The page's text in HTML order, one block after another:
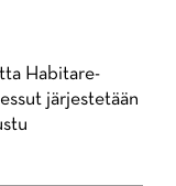
Habitare-
järjestetään